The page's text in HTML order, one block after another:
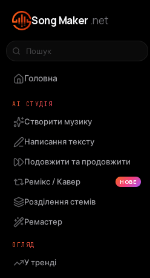
Song Maker .net
Головна
AI СТУДІЯ
Створити музику
Написання тексту
Подовжити та продовжити
Ремікс / Кавер
НОВЕ
Розділення стемів
Ремастер
ОГЛЯД
У тренді